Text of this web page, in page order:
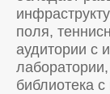
поля,
аудитории с
библиотека